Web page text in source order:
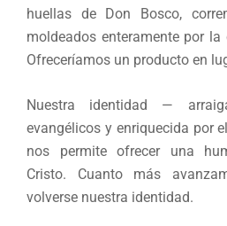
huellas de Don Bosco,
moldeados enteramente por
Ofreceríamos un producto en
Nuestra identidad —
evangélicos y enriquecida por
nos permite ofrecer una
Cristo. Cuanto más
volverse nuestra identidad.